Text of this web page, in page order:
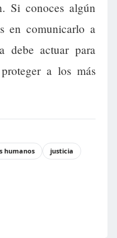
Si conoces algún
en comunicarlo a
debe actuar para
a los más
humanos
justicia